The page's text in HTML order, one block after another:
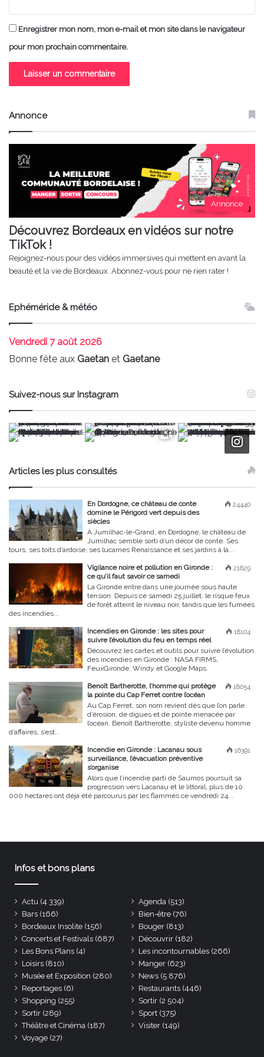
Enregistrer mon nom, mon e-mail et mon site dans le navigateur
pour mon prochain commentaire.
Annonce
Annonce
Découvrez Bordeaux en vidéos sur notre
TikTok !
Rejoignez-nous pour des vidéos immersives qui mettent en avant la
beauté et la vie de Bordeaux. Abonnez-vous pour ne rien rater !
Ephéméride & météo
Vendredi 7 août 2026
Bonne fête aux Gaetan et Gaetane
Suivez-nous sur Instagram
Articles les plus consultés
24440
En Dordogne, ce château de conte
domine le Périgord vert depuis des
siècles
À Jumilhac-le-Grand, en Dordogne, le château de
Jumilhac semble sorti d’un décor de conte. Ses
tours, ses toits d’ardoise, ses lucarnes Renaissance et ses jardins à la...
21629
Vigilance noire et pollution en Gironde :
ce qu’il faut savoir ce samedi
La Gironde entre dans une journée sous haute
tension. Depuis ce samedi 25 juillet, le risque feux
de forêt atteint le niveau noir, tandis que les fumées
des incendies...
18104
Incendies en Gironde : les sites pour
suivre l’évolution du feu en temps réel
Découvrez les cartes et outils pour suivre l’évolution
des incendies en Gironde : NASA FIRMS,
FeuxGironde, Windy et Google Maps.
18054
Benoît Bartherotte, l’homme qui protège
la pointe du Cap Ferret contre l’océan
Au Cap Ferret, son nom revient dès que l’on parle
d’érosion, de digues et de pointe menacée par
l’océan. Benoît Bartherotte, styliste devenu homme
d’affaires, s’est...
16391
Incendie en Gironde : Lacanau sous
surveillance, l’évacuation préventive
s’organise
Alors que l’incendie parti de Saumos poursuit sa
progression vers Lacanau et le littoral, plus de 10
000 hectares ont déjà été parcourus par les flammes ce vendredi 24...
Infos et bons plans
Actu (4 339) Agenda (513)
Bars (166) Bien-être (76)
Bordeaux Insolite (156) Bouger (813)
Concerts et Festivals (687) Découvrir (182)
Les Bons Plans (4) Les incontournables (266)
Loisirs (810) Manger (623)
Musée et Exposition (280) News (5 876)
Reportages (6) Restaurants (446)
Shopping (255) Sortir (2 504)
Sortir (289) Sport (375)
Théâtre et Cinéma (187) Visiter (149)
Voyage (27)